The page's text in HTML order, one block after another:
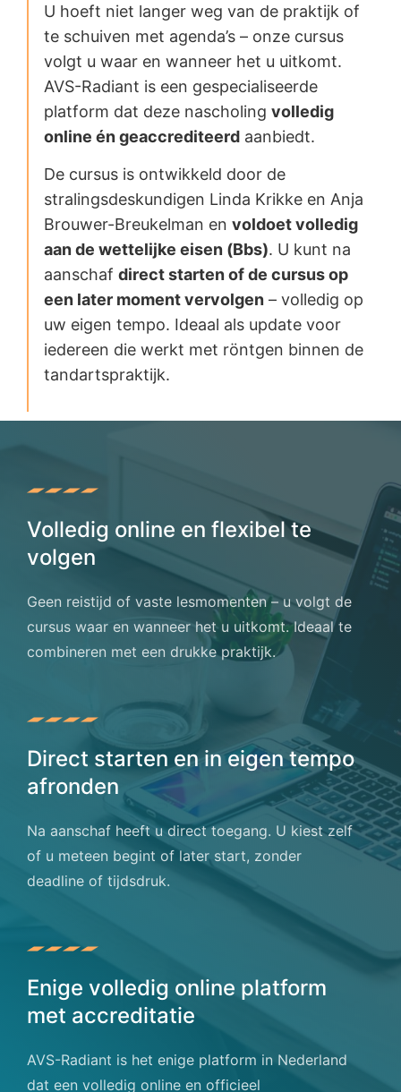
U hoeft niet langer weg van de praktijk of
te schuiven met agenda’s – onze cursus
volgt u waar en wanneer het u uitkomt.
AVS-Radiant is een gespecialiseerde
platform dat deze nascholing volledig
online én geaccrediteerd aanbiedt.
De cursus is ontwikkeld door de
stralingsdeskundigen Linda Krikke en Anja
Brouwer-Breukelman en voldoet volledig
aan de wettelijke eisen (Bbs). U kunt na
aanschaf direct starten of de cursus op
een later moment vervolgen – volledig op
uw eigen tempo. Ideaal als update voor
iedereen die werkt met röntgen binnen de
tandartspraktijk.
Volledig online en flexibel te
volgen
Geen reistijd of vaste lesmomenten – u volgt de
cursus waar en wanneer het u uitkomt. Ideaal te
combineren met een drukke praktijk.
Direct starten en in eigen tempo
afronden
Na aanschaf heeft u direct toegang. U kiest zelf
of u meteen begint of later start, zonder
deadline of tijdsdruk.
Enige volledig online platform
met accreditatie
AVS-Radiant is het enige platform in Nederland
dat een volledig online en officieel